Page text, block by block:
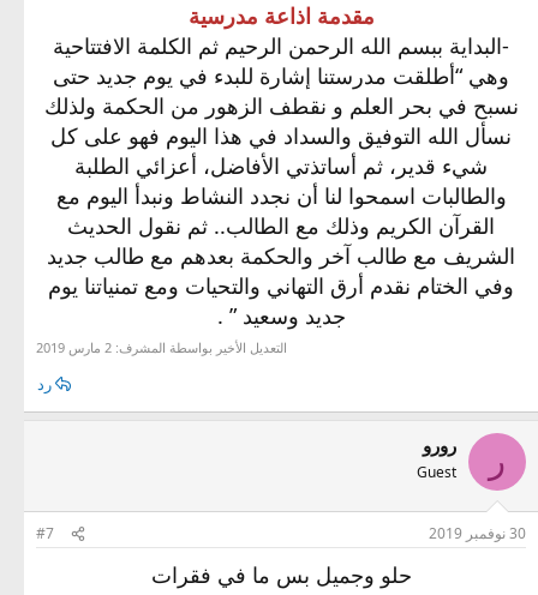
مقدمة اذاعة مدرسية
-البداية ببسم الله الرحمن الرحيم ثم الكلمة الافتتاحية
وهي “أطلقت مدرستنا إشارة للبدء في يوم جديد حتى
نسبح في بحر العلم و نقطف الزهور من الحكمة ولذلك
نسأل الله التوفيق والسداد في هذا اليوم فهو على كل
شيء قدير، ثم أساتذتي الأفاضل، أعزائي الطلبة
والطالبات اسمحوا لنا أن نجدد النشاط ونبدأ اليوم مع
القرآن الكريم وذلك مع الطالب.. ثم نقول الحديث
الشريف مع طالب آخر والحكمة بعدهم مع طالب جديد
وفي الختام نقدم أرق التهاني والتحيات ومع تمنياتنا يوم
جديد وسعيد ” .
التعديل الأخير بواسطة المشرف: 2 مارس 2019
رد
ر رورو
Guest
30 نوفمبر 2019 #7
حلو وجميل بس ما في فقرات